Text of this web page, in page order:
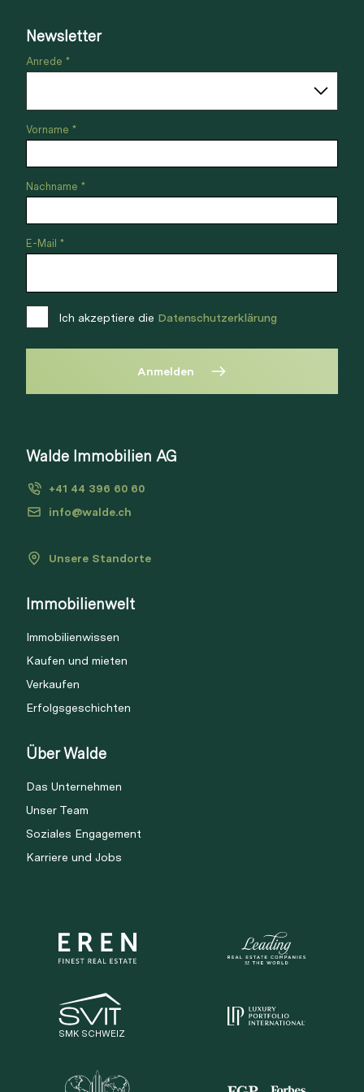
erstellen.
Login
Walde Immobilien AG
+41 44 396 60 60
info@walde.ch
Unsere Standorte
Immobilienwelt
Immobilienwissen
Kaufen und mieten
Verkaufen
Erfolgsgeschichten
Über Walde
Das Unternehmen
Unser Team
Soziales Engagement
Karriere und Jobs
SMK SCHWEIZ
Newsletter
Anrede *
Vorname *
Nachname *
E-Mail *
Ich akzeptiere die Datenschutzerklärung
Anmelden
Via Link
Link kopieren